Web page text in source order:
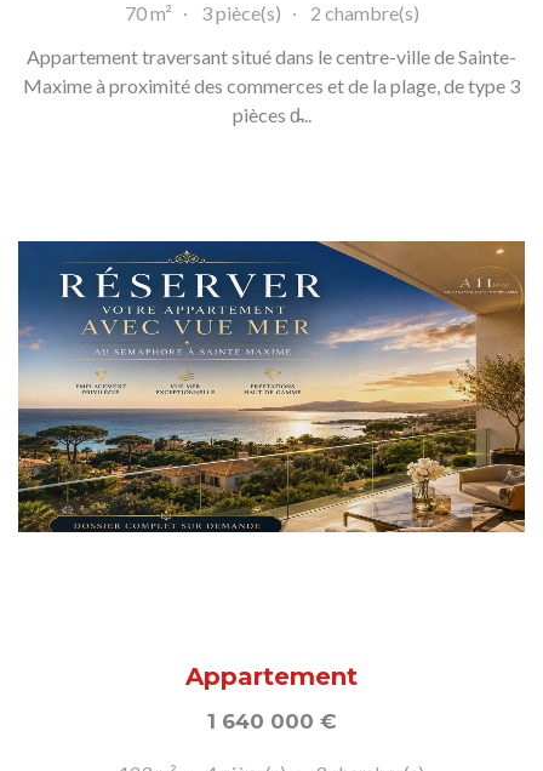
70 m² 3 pièce(s)
2 chambre(s)
Appartement traversant situé dans le centre-ville de Sainte-
Maxime à proximité des commerces et de la plage, de type 3
pièces d̵...
Appartement
1 640 000 €